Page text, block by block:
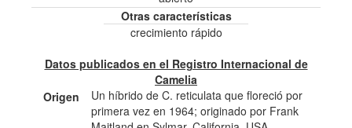
Otras características
crecimiento rápido
Datos publicados en el Registro Internacional de
Camelia
Origen
Un hí­brido de C. reticulata que floreció por
primera vez en 1964; originado por Frank